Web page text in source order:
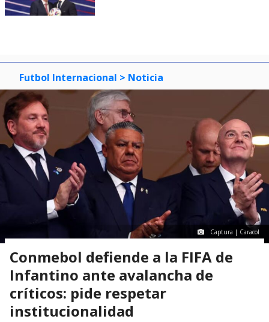
Futbol Internacional > Noticia
Captura | Caracol
Conmebol defiende a la FIFA de
Infantino ante avalancha de
críticos: pide respetar
institucionalidad